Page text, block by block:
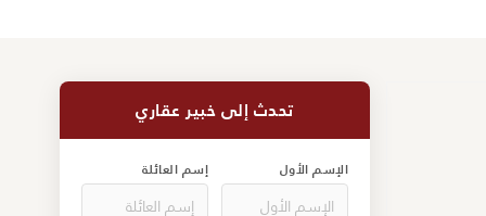
تحدث إلى خبير عقاري
الإسم الأول إسم العائلة